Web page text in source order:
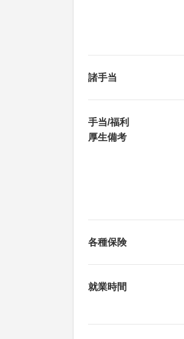
諸手当
手当/福利
厚生備考
各種保険
就業時間